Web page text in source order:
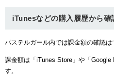
iTunesなどの購入履歴から確
パステルガール内では課金額の確認は
課金額は「iTunes Store」や「
す。